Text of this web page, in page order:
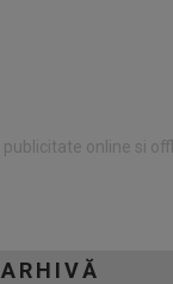
ARHIVĂ